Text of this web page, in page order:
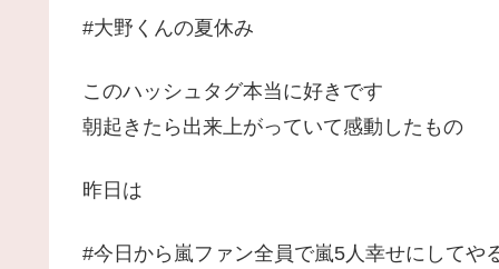
#大野くんの夏休み
このハッシュタグ本当に好きです
朝起きたら出来上がっていて感動したもの
昨日は
#今日から嵐ファン全員で嵐5人幸せにしてや